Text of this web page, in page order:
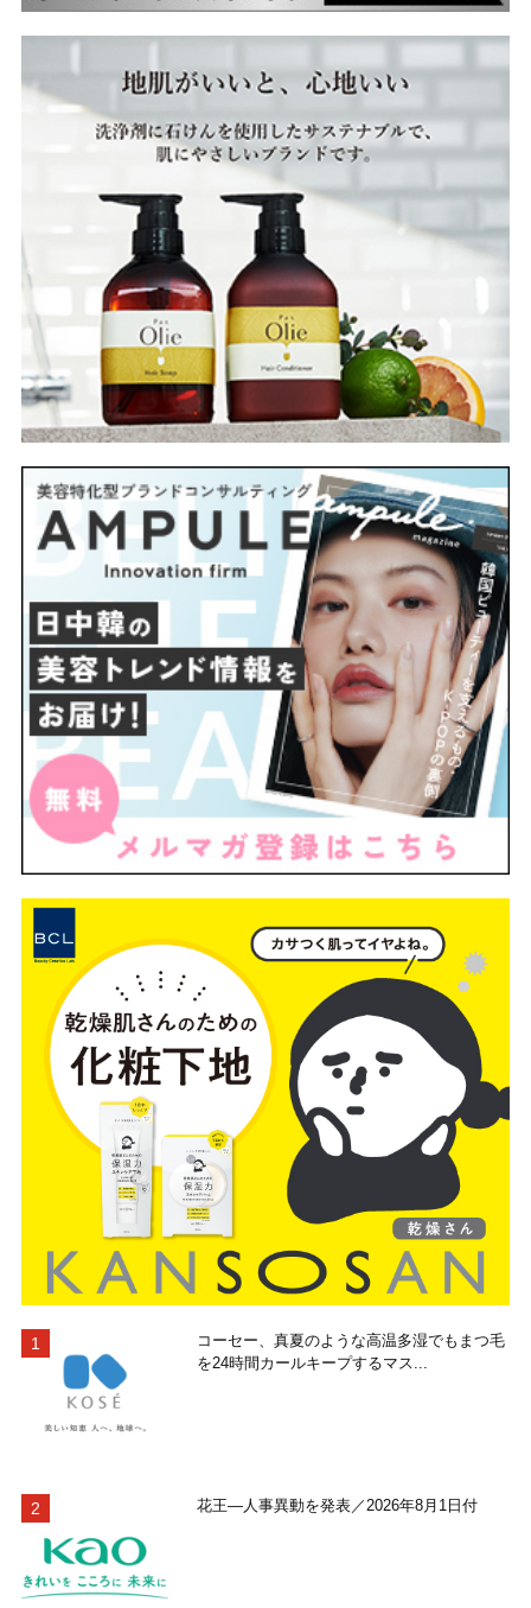
コーセー、真夏のような高温多湿でもまつ毛
を24時間カールキープするマス...
花王―人事異動を発表／2026年8月1日付